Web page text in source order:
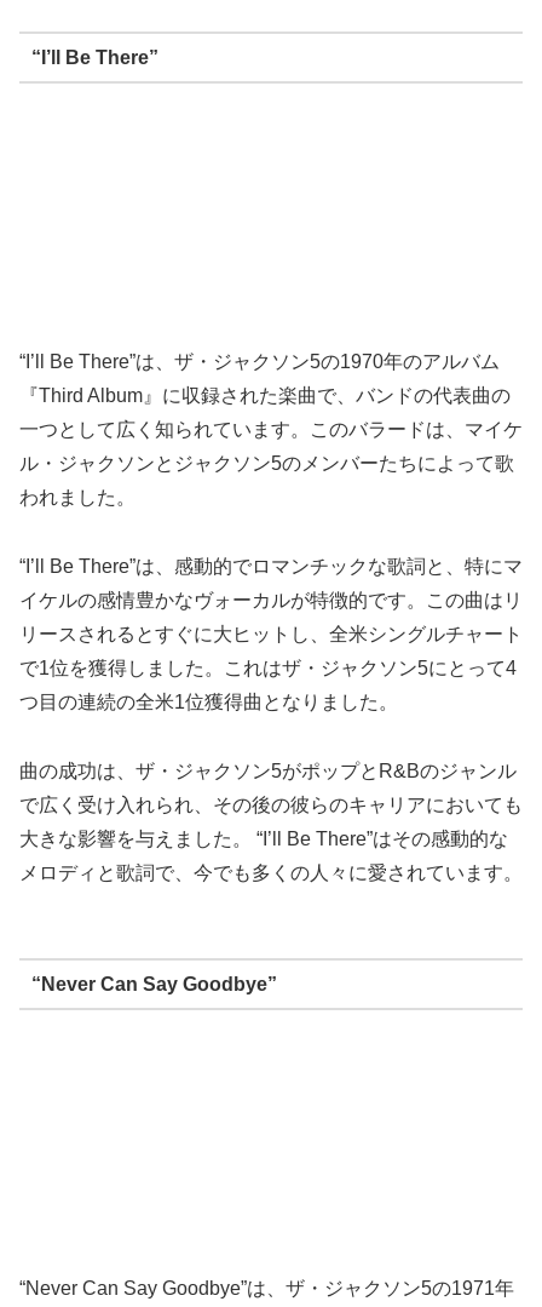
“I’ll Be There”
“I’ll Be There”は、ザ・ジャクソン5の1970年のアルバム
『Third Album』に収録された楽曲で、バンドの代表曲の
一つとして広く知られています。このバラードは、マイケ
ル・ジャクソンとジャクソン5のメンバーたちによって歌
われました。
“I’ll Be There”は、感動的でロマンチックな歌詞と、特にマ
イケルの感情豊かなヴォーカルが特徴的です。この曲はリ
リースされるとすぐに大ヒットし、全米シングルチャート
で1位を獲得しました。これはザ・ジャクソン5にとって4
つ目の連続の全米1位獲得曲となりました。
曲の成功は、ザ・ジャクソン5がポップとR&Bのジャンル
で広く受け入れられ、その後の彼らのキャリアにおいても
大きな影響を与えました。 “I’ll Be There”はその感動的な
メロディと歌詞で、今でも多くの人々に愛されています。
“Never Can Say Goodbye”
“Never Can Say Goodbye”は、ザ・ジャクソン5の1971年